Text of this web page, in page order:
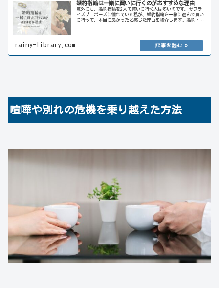
婚約指輪は一緒に買いに行くのがおすすめな理由
意外にも、婚約指輪を2人で買いに行く人は多いのです。サプラ
イズプロポーズに憧れていた私が、婚約指輪を一緒に選んで買い
に行って、本当に良かったと感じた理由を紹介します。婚約・結
rainy-library.com
喧嘩や別れの危機を乗り越えた方法